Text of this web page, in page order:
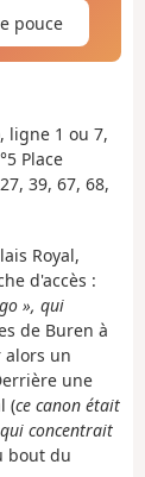
pouce
ligne 1 ou 7,
Place
39, 67, 68,
Royal,
d'accès :
», qui
de Buren à
un
une
(ce canon était
concentrait
bout du